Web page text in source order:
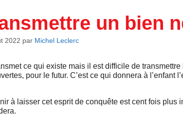
un bien
2022 par Michel Leclerc
ce qui existe mais il est difficile de
pour le futur. C’est ce qui donnera à l’enfant
à laisser cet esprit de conquête est cent fois plus